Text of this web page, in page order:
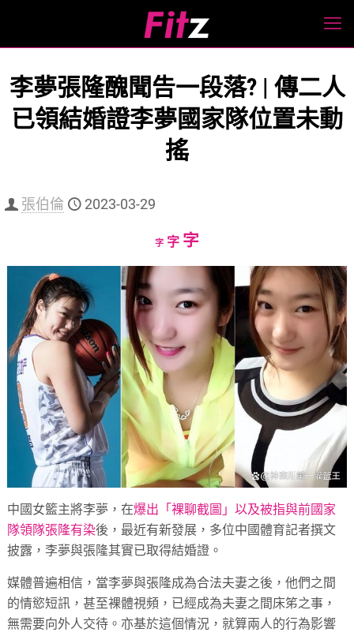
李夢張隆醜聞告一段落? | 傳二人
已領結婚證李夢國家隊位置未動
搖
張伯倫 2023-03-29
字Decrease
字Reset
字Increase
size.
中國女籃主將李夢，在爆出「裸聊截圖」以及被指與前國家
隊領隊張隆有染後，最近有新發展，多位中國體育記者撰文
披露，李夢與張隆其實已取得結婚證。
媒體普遍相信，當李夢與張隆成為合法夫妻之後，他們之間
的情慾短訊，甚至裸體視頻，已經成為夫妻之間床笫之事，
無需要向外人交待。亦基於這個情況，就算兩人的行為影響